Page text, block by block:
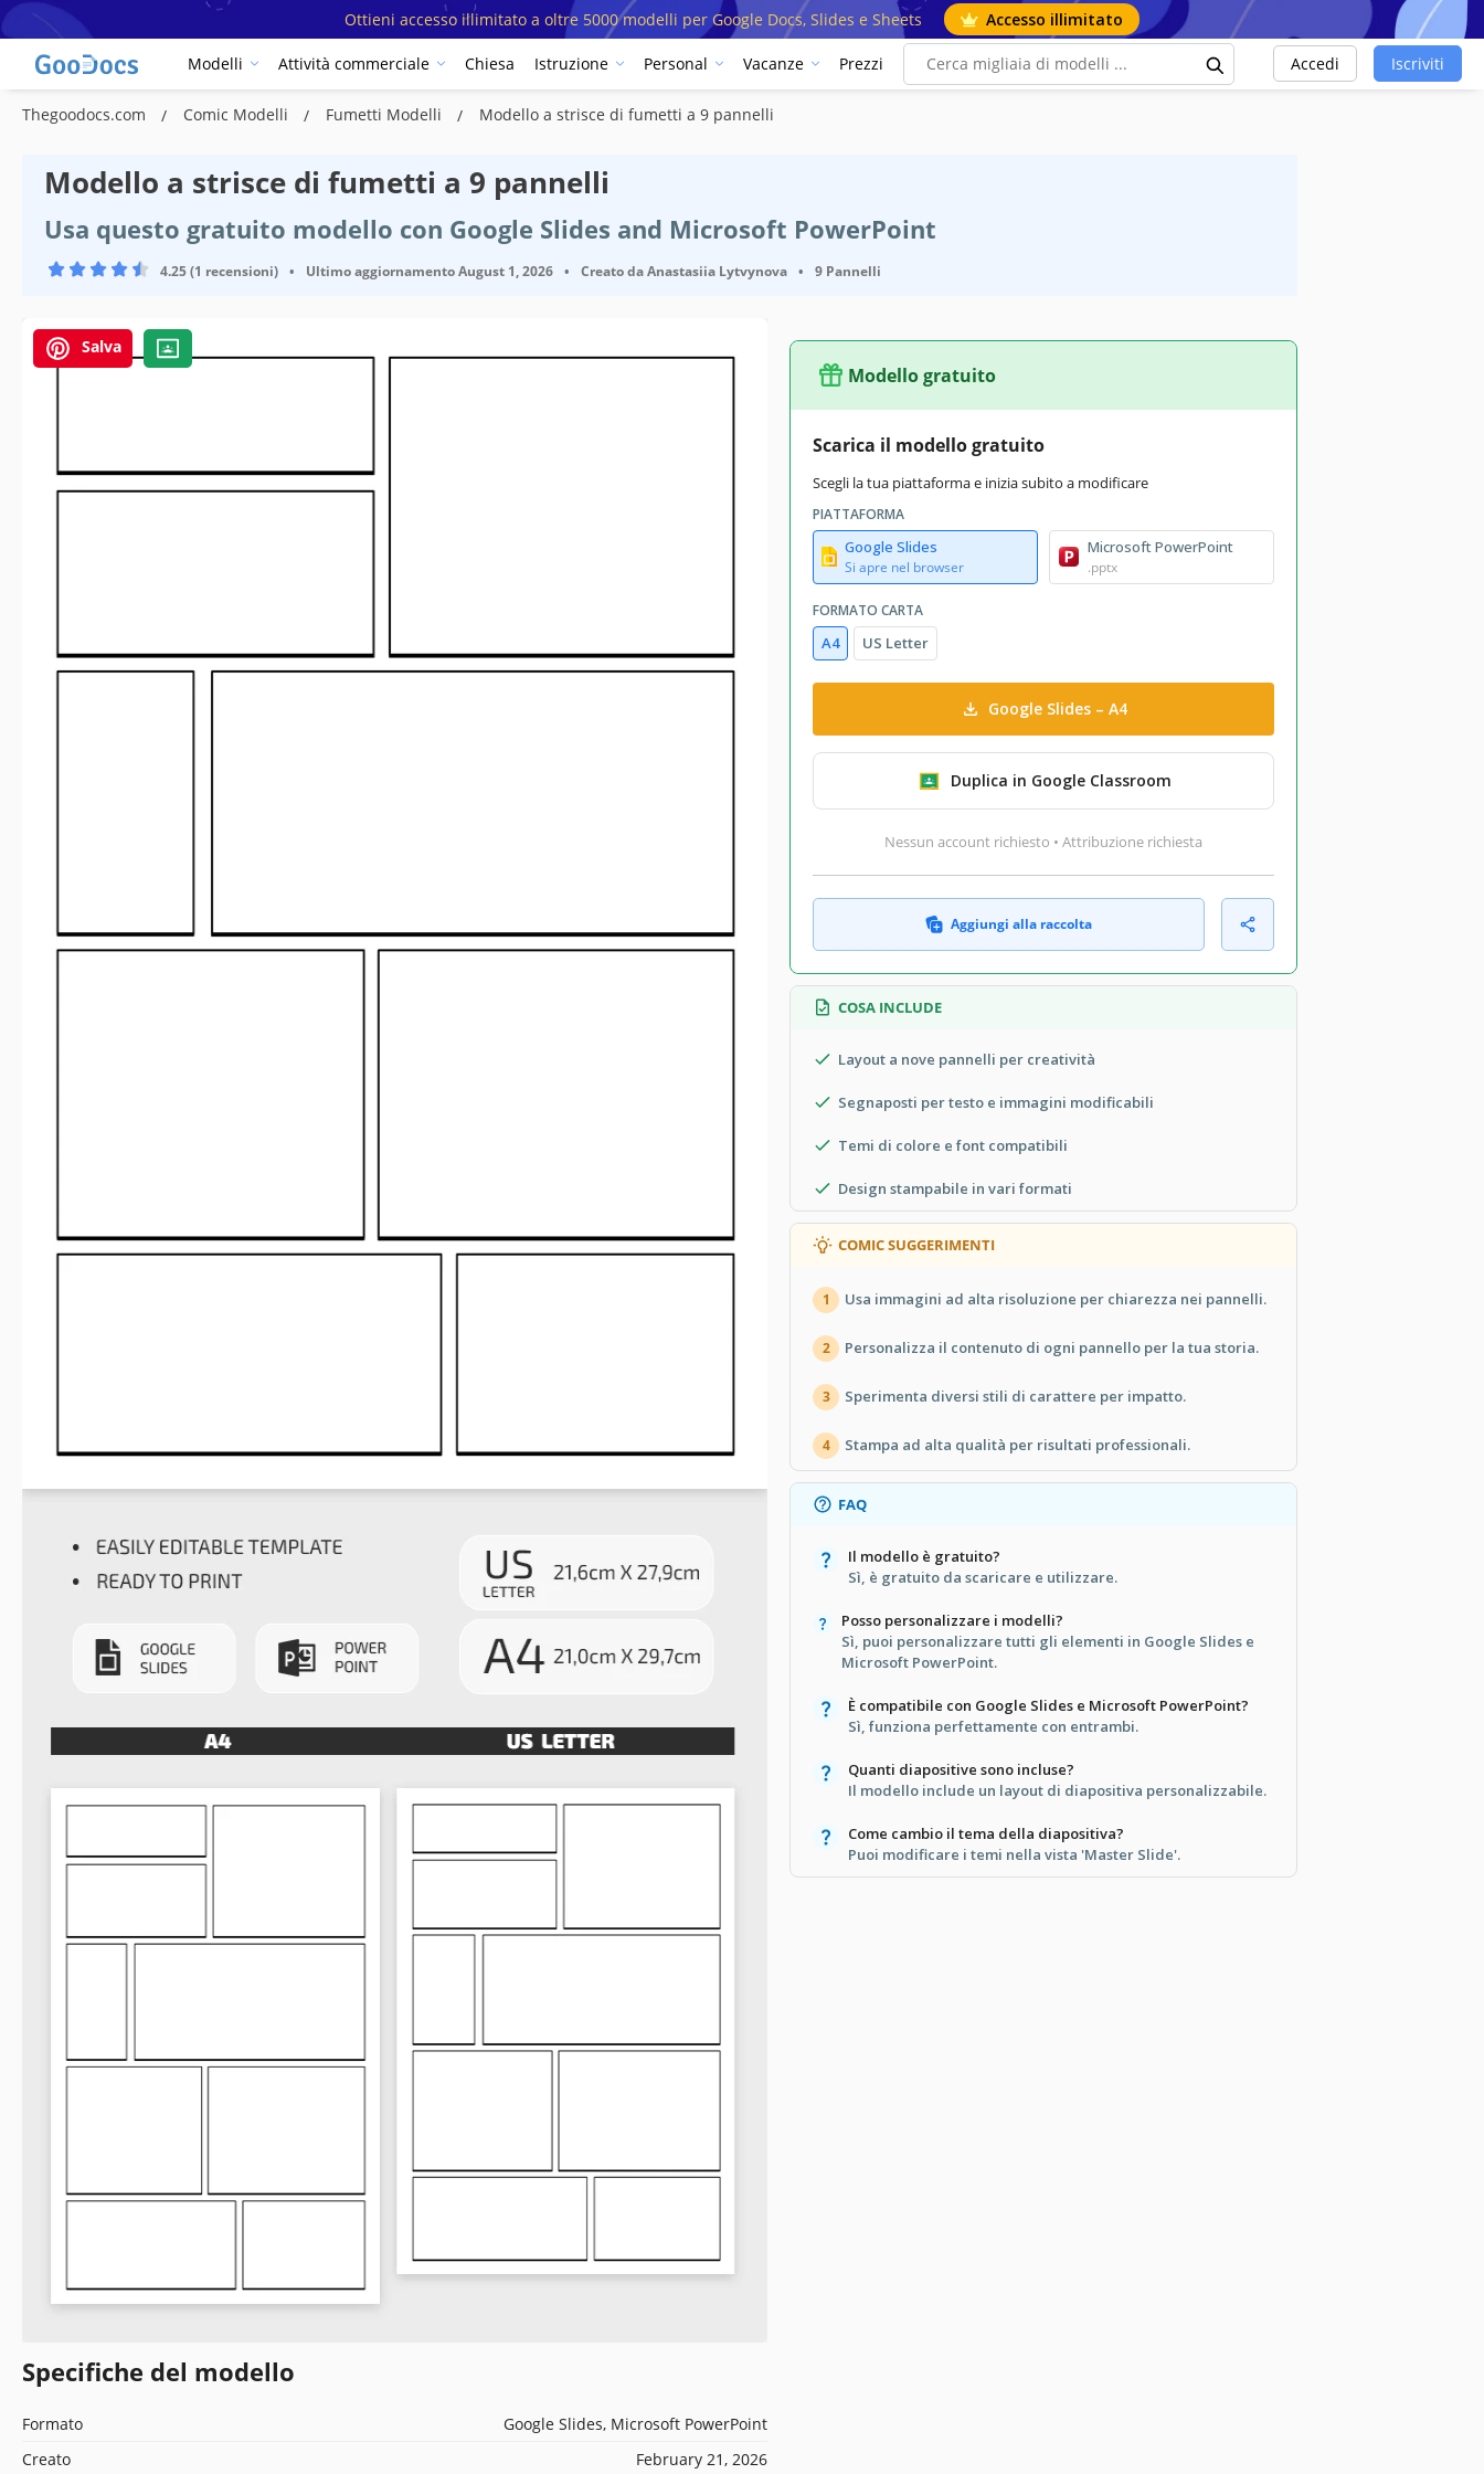
Ottieni accesso illimitato a oltre 5000 modelli per Google Docs, Slides e Sheets Accesso illimitato
Modelli Attività commerciale Chiesa Istruzione Personal Vacanze Prezzi Accedi Iscriviti
Thegoodocs.com Comic Modelli Fumetti Modelli Modello a strisce di fumetti a 9 pannelli
Modello a strisce di fumetti a 9 pannelli
Usa questo gratuito modello con Google Slides and Microsoft PowerPoint
4.25 (1 recensioni) • Ultimo aggiornamentoAugust 1, 2026 • Creato daAnastasiia Lytvynova • 9 Pannelli
Salva
Specifiche del modello
Formato
Google Slides, Microsoft PowerPoint
Creato
February 21, 2026
Modello gratuito
Scarica il modello gratuito
Scegli la tua piattaforma e inizia subito a modificare
PIATTAFORMA
Google Slides
Si apre nel browser
Microsoft PowerPoint
.pptx
FORMATO CARTA
A4 US Letter
Google Slides – A4
Duplica in Google Classroom
Nessun account richiesto • Attribuzione richiesta
Aggiungi alla raccolta
COSA INCLUDE
Layout a nove pannelli per creatività
Segnaposti per testo e immagini modificabili
Temi di colore e font compatibili
Design stampabile in vari formati
COMIC SUGGERIMENTI
1 Usa immagini ad alta risoluzione per chiarezza nei pannelli.
2 Personalizza il contenuto di ogni pannello per la tua storia.
3 Sperimenta diversi stili di carattere per impatto.
4 Stampa ad alta qualità per risultati professionali.
FAQ
Il modello è gratuito?
Sì, è gratuito da scaricare e utilizzare.
Posso personalizzare i modelli?
Sì, puoi personalizzare tutti gli elementi in Google Slides e
Microsoft PowerPoint.
È compatibile con Google Slides e Microsoft PowerPoint?
Sì, funziona perfettamente con entrambi.
Quanti diapositive sono incluse?
Il modello include un layout di diapositiva personalizzabile.
Come cambio il tema della diapositiva?
Puoi modificare i temi nella vista 'Master Slide'.